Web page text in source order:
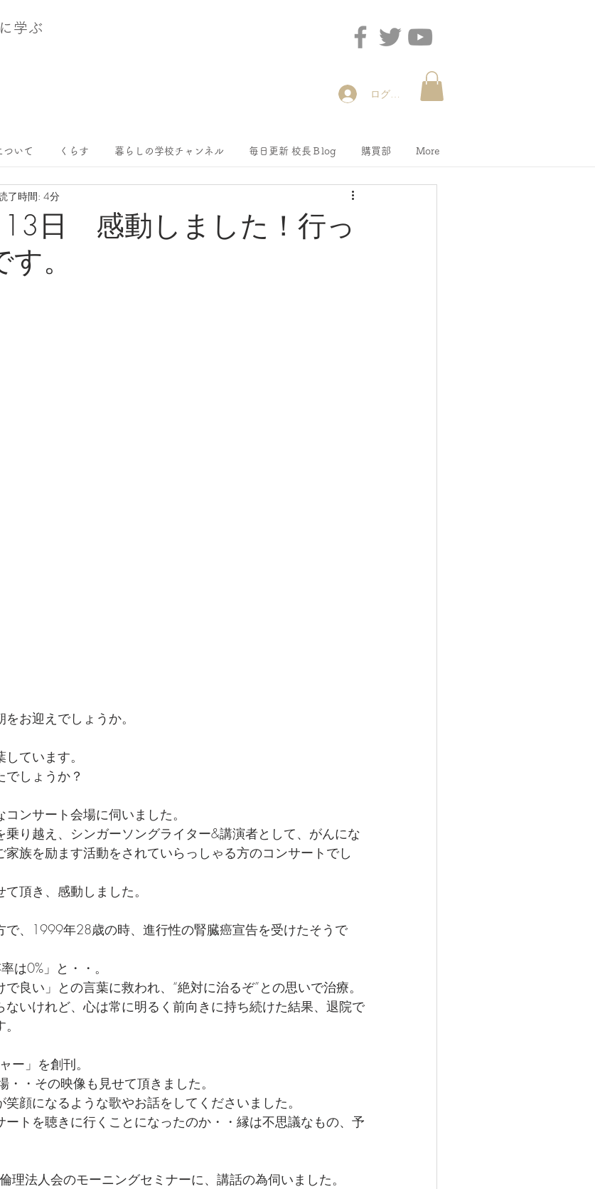
学ぶ
ログイン
ついて くらす 暮らしの学校チャンネル 毎日更新 校長Ｂlog 購買部 More
日 感動しました！行っ
。
了時間: 4分
お迎えでしょうか。
ています。
しょうか？
ンサート会場に伺いました。
り越え、シンガーソングライター&講演者として、がんにな
家族を励ます活動をされていらっしゃる方のコンサートでし
頂き、感動しました。
で、1999年28歳の時、進行性の腎臓癌宣告を受けたそうで
は0%」と・・。
良い」との言葉に救われ、“絶対に治るぞ”との思いで治療。
いけれど、心は常に明るく前向きに持ち続けた結果、退院で
ー」を創刊。
・その映像も見せて頂きました。
顔になるような歌やお話をしてくださいました。
トを聴きに行くことになったのか・・縁は不思議なもの、予
理法人会のモーニングセミナーに、講話の為伺いました。